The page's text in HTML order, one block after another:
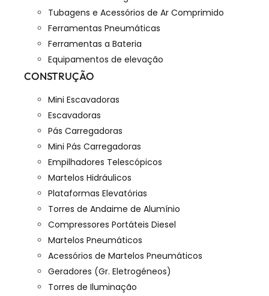
Tubagens e Acessórios de Ar Comprimido
Ferramentas Pneumáticas
Ferramentas a Bateria
Equipamentos de elevação
CONSTRUÇÃO
Mini Escavadoras
Escavadoras
Pás Carregadoras
Mini Pás Carregadoras
Empilhadores Telescópicos
Martelos Hidráulicos
Plataformas Elevatórias
Torres de Andaime de Alumínio
Compressores Portáteis Diesel
Martelos Pneumáticos
Acessórios de Martelos Pneumáticos
Geradores (Gr. Eletrogéneos)
Torres de Iluminação